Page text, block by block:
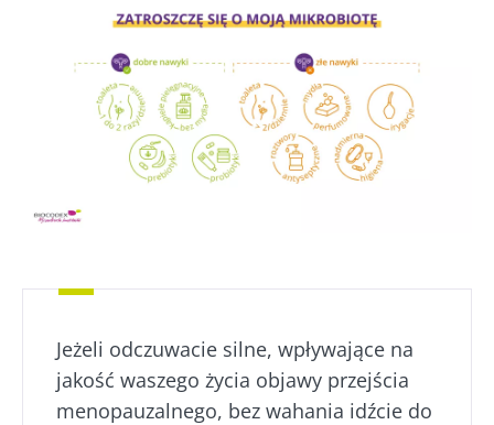
Jeżeli odczuwacie silne, wpływające na
jakość waszego życia objawy przejścia
menopauzalnego, bez wahania idźcie do